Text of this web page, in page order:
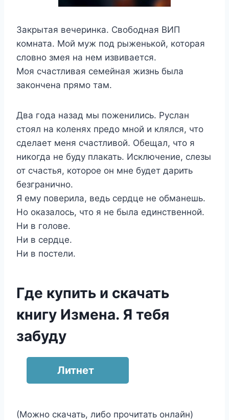
Закрытая вечеринка. Свободная ВИП
комната. Мой муж под рыженькой, которая
словно змея на нем извивается.
Моя счастливая семейная жизнь была
закончена прямо там.
Два года назад мы поженились. Руслан
стоял на коленях предо мной и клялся, что
сделает меня счастливой. Обещал, что я
никогда не буду плакать. Исключение, слезы
от счастья, которое он мне будет дарить
безгранично.
Я ему поверила, ведь сердце не обманешь.
Но оказалось, что я не была единственной.
Ни в голове.
Ни в сердце.
Ни в постели.
Где купить и скачать
книгу Измена. Я тебя
забуду
Литнет
(Можно скачать, либо прочитать онлайн)